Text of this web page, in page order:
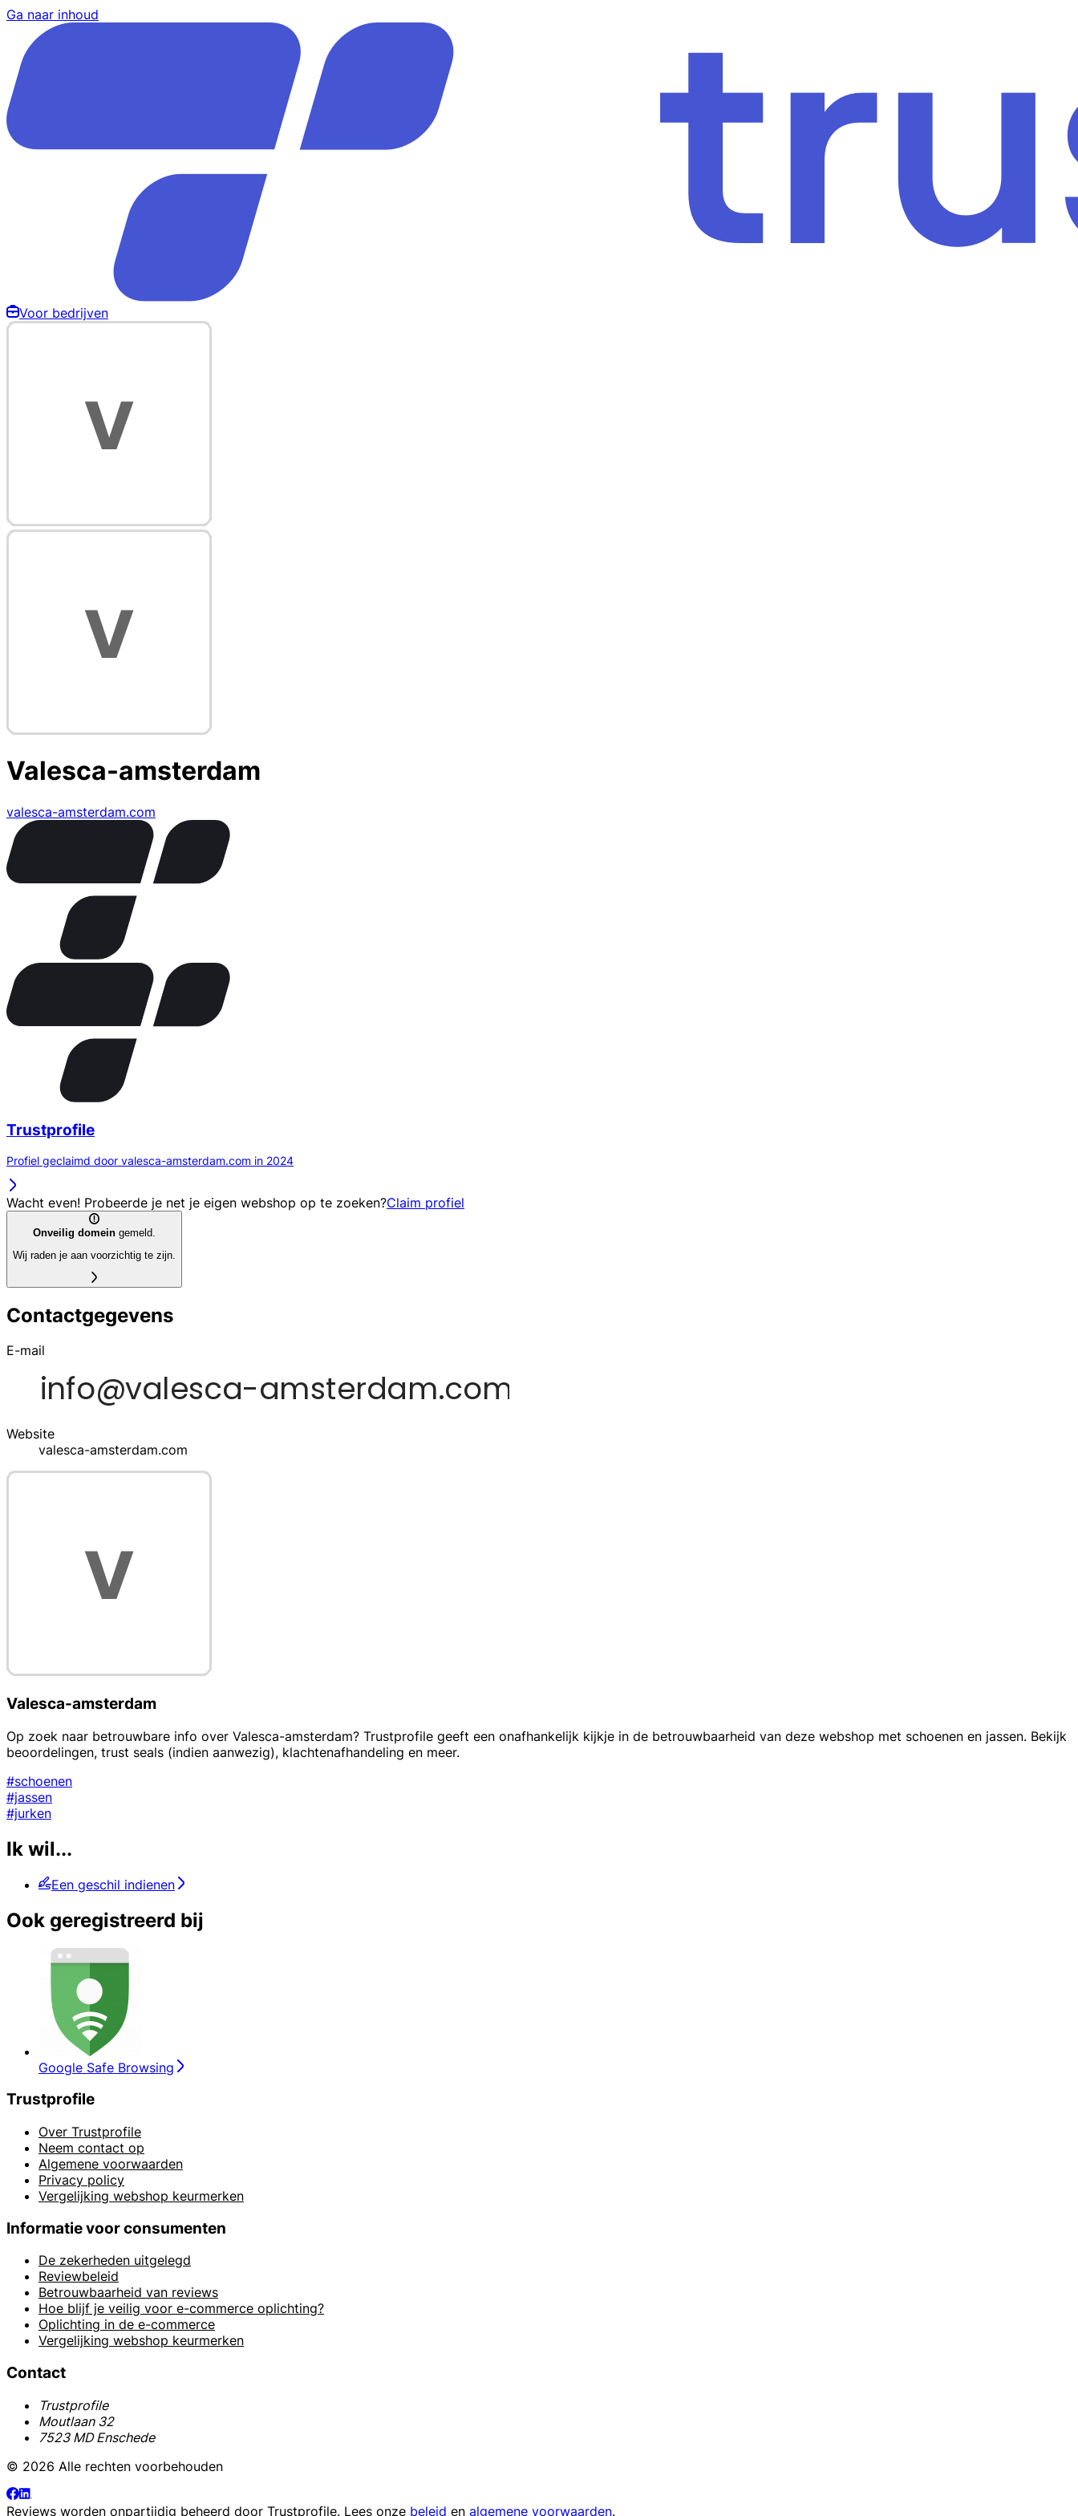
Ga naar inhoud
Voor bedrijven
Valesca-amsterdam
valesca-amsterdam.com
Trustprofile
Profiel geclaimd door valesca-amsterdam.com in 2024
Wacht even! Probeerde je net je eigen webshop op te zoeken?Claim profiel
Onveilig domein gemeld.
Wij raden je aan voorzichtig te zijn.
Contactgegevens
E-mail
Website
valesca-amsterdam.com
Valesca-amsterdam
Op zoek naar betrouwbare info over Valesca-amsterdam? Trustprofile geeft een onafhankelijk kijkje in de betrouwbaarheid van deze webshop met schoenen en jassen. Bekijk
beoordelingen, trust seals (indien aanwezig), klachtenafhandeling en meer.
#schoenen
#jassen
#jurken
Ik wil...
Een geschil indienen
Ook geregistreerd bij
Google Safe Browsing
Trustprofile
Over Trustprofile
Neem contact op
Algemene voorwaarden
Privacy policy
Vergelijking webshop keurmerken
Informatie voor consumenten
De zekerheden uitgelegd
Reviewbeleid
Betrouwbaarheid van reviews
Hoe blijf je veilig voor e-commerce oplichting?
Oplichting in de e-commerce
Vergelijking webshop keurmerken
Contact
Trustprofile
Moutlaan 32
7523 MD Enschede
© 2026 Alle rechten voorbehouden
Reviews worden onpartijdig beheerd door Trustprofile. Lees onze beleid en algemene voorwaarden.